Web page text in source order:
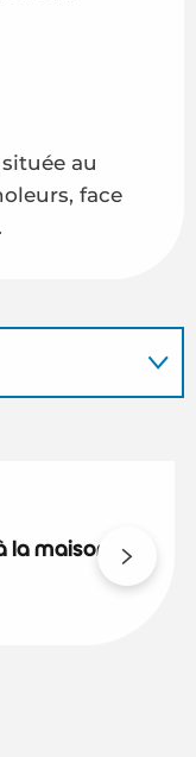
au
face
maison